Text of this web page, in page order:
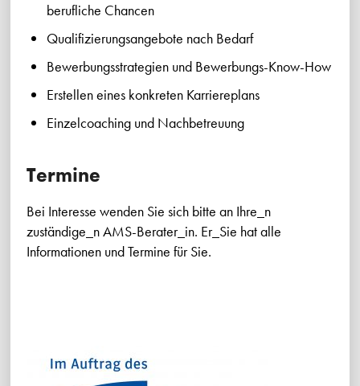
berufliche Chancen
Qualifizierungsangebote nach Bedarf
Bewerbungsstrategien und Bewerbungs-Know-How
Erstellen eines konkreten Karriereplans
Einzelcoaching und Nachbetreuung
Termine
Bei Interesse wenden Sie sich bitte an Ihre_n
zuständige_n AMS-Berater_in. Er_Sie hat alle
Informationen und Termine für Sie.